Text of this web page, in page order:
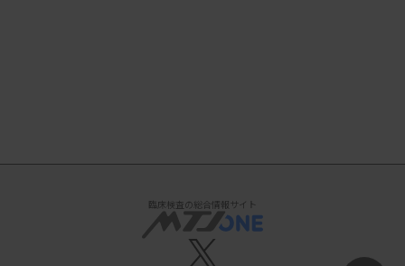
臨床検査の総合情報サイト